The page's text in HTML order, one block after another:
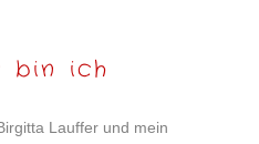
bin ich
Lauffer und mein